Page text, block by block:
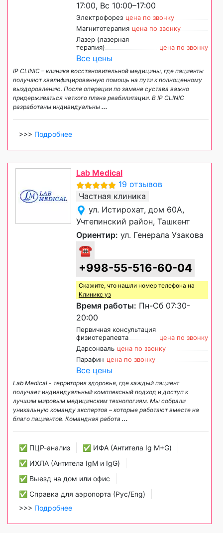
17:00, Вс 10:00–17:00
Электрофорез цена по звонку
Магнитотерапия цена по звонку
Лазер (лазерная
терапия)
цена по звонку
Все цены
IP CLINIC – клиника восстановительной медицины, где пациенты
получают квалифицированную помощь на пути к полноценному
выздоровлению. После операции по замене сустава важно
придерживаться четкого плана реабилитации. В IP CLINIC
разработаны индивидуальны ...
>>> Подробнее
Lab Medical
19 отзывов
Частная клиника
ул. Истирохат, дом 60А,
Учтепинский район, Ташкент
Ориентир: ул. Генерала Узакова
☎
+998-55-516-60-04
Скажите, что нашли номер телефона на
Клиникс уз
Время работы: Пн-Сб 07:30-
20:00
Первичная консультация
физиотерапевта
цена по звонку
Дарсонваль цена по звонку
Парафин цена по звонку
Все цены
Lab Medical - территория здоровья, где каждый пациент
получает индивидуальный комплексный подход и доступ к
лучшим мировым медицинским технологиям. Мы собрали
уникальную команду экспертов – которые работают вместе на
благо пациентов. Командная работа ...
✅ ПЦР-анализ
✅ ИФА (Антитела Ig М+G)
✅ ИХЛА (Антитела IgM и IgG)
✅ Выезд на дом или офис
✅ Справка для аэропорта (Рус/Eng)
>>> Подробнее